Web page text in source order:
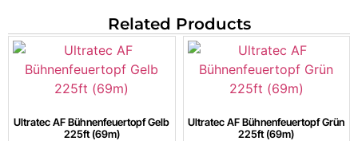
Related Products
Ultratec AF Bühnenfeuertopf Gelb
225ft (69m)
Ultratec AF Bühnenfeuertopf Grün
225ft (69m)